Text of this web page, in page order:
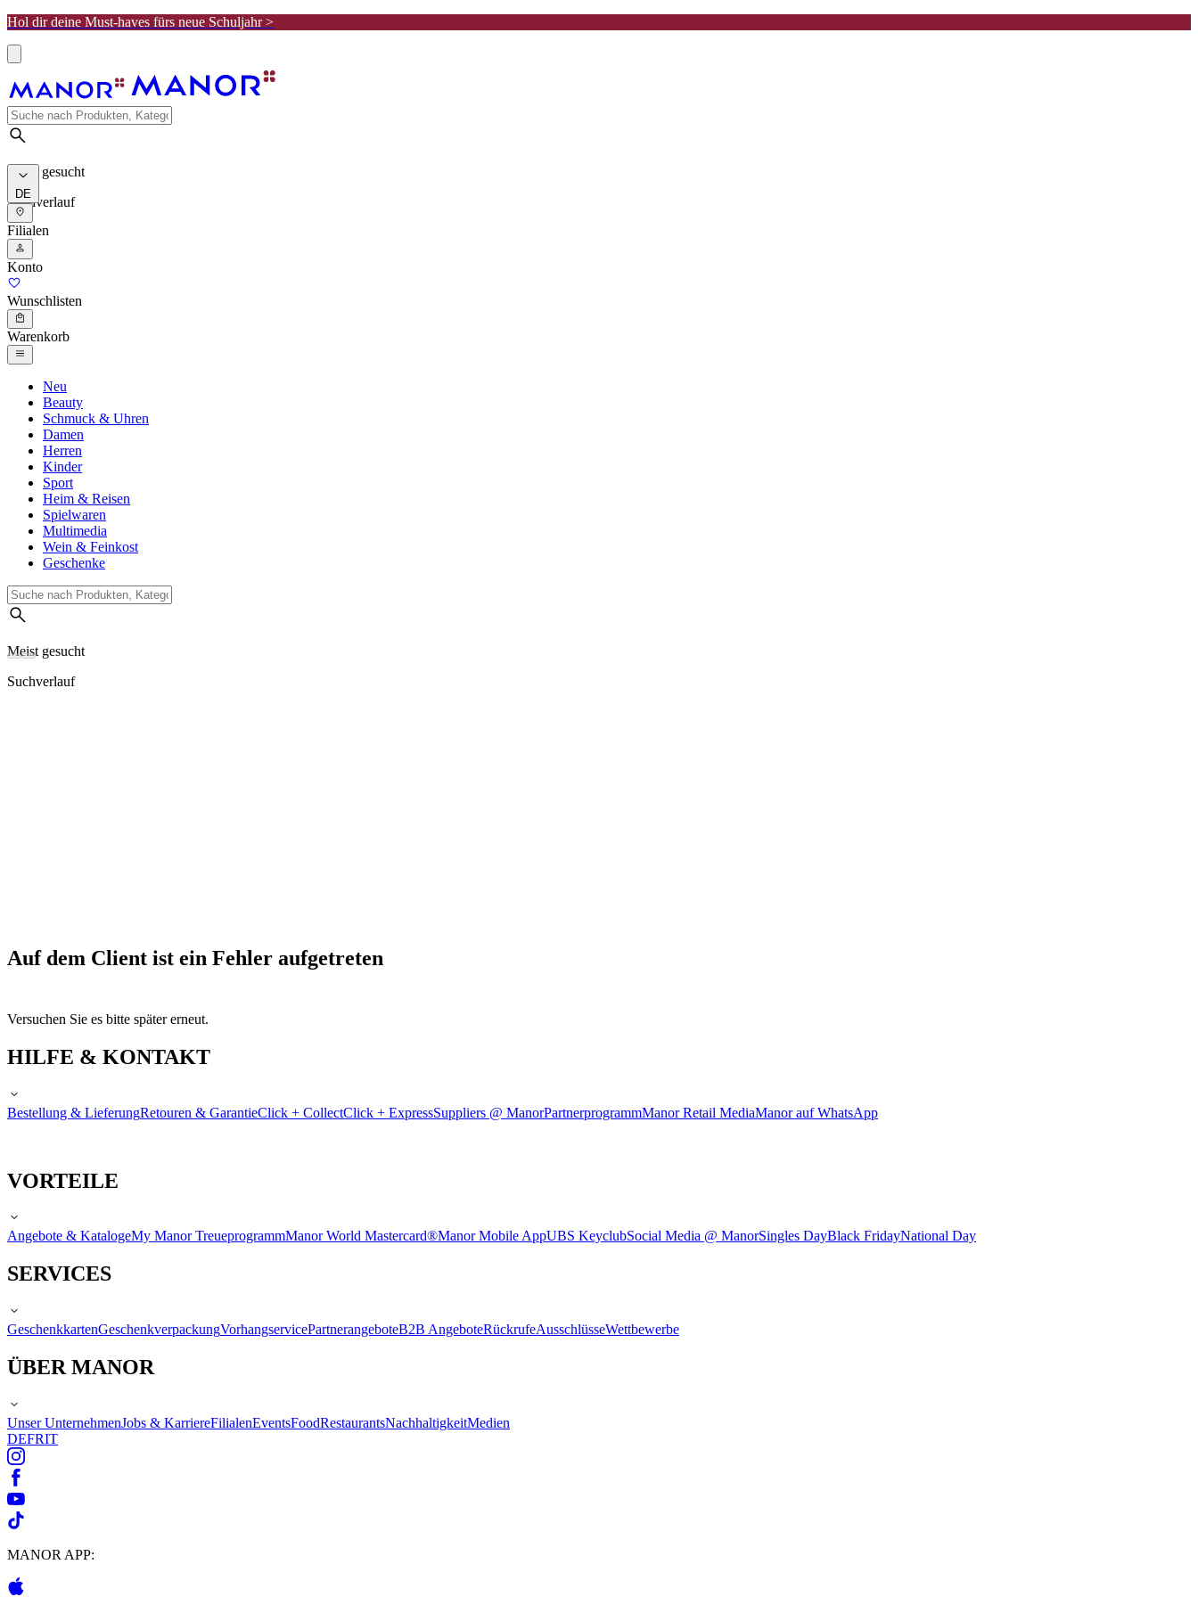
Hol dir deine Must-haves fürs neue Schuljahr >
Meist gesucht
Suchverlauf
DE
Filialen
Konto
Wunschlisten
Warenkorb
Neu
Beauty
Schmuck & Uhren
Damen
Herren
Kinder
Sport
Heim & Reisen
Spielwaren
Multimedia
Wein & Feinkost
Geschenke
Meist gesucht
Suchverlauf
Auf dem Client ist ein Fehler aufgetreten
Versuchen Sie es bitte später erneut.
HILFE & KONTAKT
Bestellung & LieferungRetouren & GarantieClick + CollectClick + ExpressSuppliers @ ManorPartnerprogrammManor Retail MediaManor auf WhatsApp
VORTEILE
Angebote & KatalogeMy Manor TreueprogrammManor World Mastercard®Manor Mobile AppUBS KeyclubSocial Media @ ManorSingles DayBlack FridayNational Day
SERVICES
GeschenkkartenGeschenkverpackungVorhangservicePartnerangeboteB2B AngeboteRückrufeAusschlüsseWettbewerbe
ÜBER MANOR
Unser UnternehmenJobs & KarriereFilialenEventsFoodRestaurantsNachhaltigkeitMedien
DEFRIT
MANOR APP: